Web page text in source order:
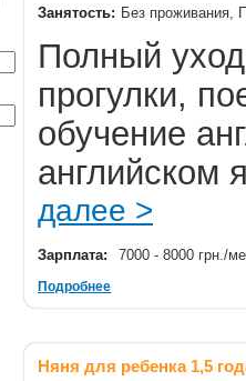
Занятость: Без проживания,
Полный
прогулки,
обучение
английском
далее >
Зарплата: 7000 - 8000 грн./
Подробнее
Няня для ребенка 1,5